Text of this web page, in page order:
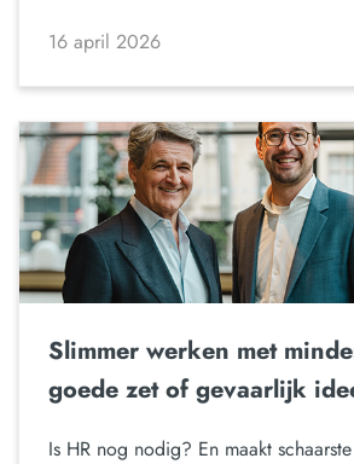
16 april 2026
Slimmer werken met
goede zet of gevaarlijk
Is HR nog nodig? En maakt